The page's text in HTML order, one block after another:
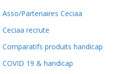
Asso/Partenaires Ceciaa
Ceciaa recrute
Comparatifs produits handicap
COVID 19 & handicap